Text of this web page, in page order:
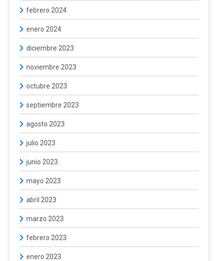
febrero 2024
enero 2024
diciembre 2023
noviembre 2023
octubre 2023
septiembre 2023
agosto 2023
julio 2023
junio 2023
mayo 2023
abril 2023
marzo 2023
febrero 2023
enero 2023